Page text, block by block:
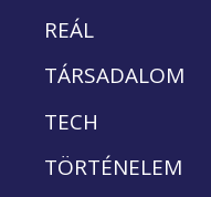
REÁL
TÁRSADALOM
TECH
TÖRTÉNELEM